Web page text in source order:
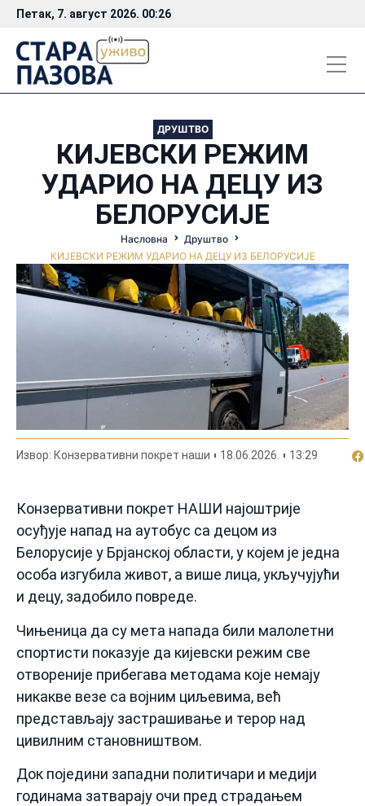
Петак, 7. август 2026. 00:26
ДРУШТВО
КИЈЕВСКИ РЕЖИМ
УДАРИО НА ДЕЦУ ИЗ
БЕЛОРУСИЈЕ
Насловна
Друштво
КИЈЕВСКИ РЕЖИМ УДАРИО НА ДЕЦУ ИЗ БЕЛОРУСИЈЕ
Извор: Конзервативни покрет наши 18.06.2026. 13:29
Конзервативни покрет НАШИ најоштрије
осуђује напад на аутобус са децом из
Белорусије у Брјанској области, у којем је једна
особа изгубила живот, а више лица, укључујући
и децу, задобило повреде.
Чињеница да су мета напада били малолетни
спортисти показује да кијевски режим све
отвореније прибегава методама које немају
никакве везе са војним циљевима, већ
представљају застрашивање и терор над
цивилним становништвом.
Док поједини западни политичари и медији
годинама затварају очи пред страдањем